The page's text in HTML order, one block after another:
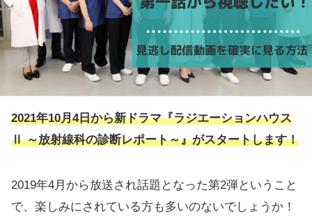
2021年10月4日から新ドラマ『ラジエーションハウス
Ⅱ ～放射線科の診断レポート～』がスタートします！
2019年4月から放送され話題となった第2弾ということ
で、楽しみにされている方も多いのないでしょうか！